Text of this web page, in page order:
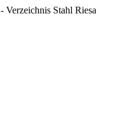
Verzeichnis Stahl Riesa